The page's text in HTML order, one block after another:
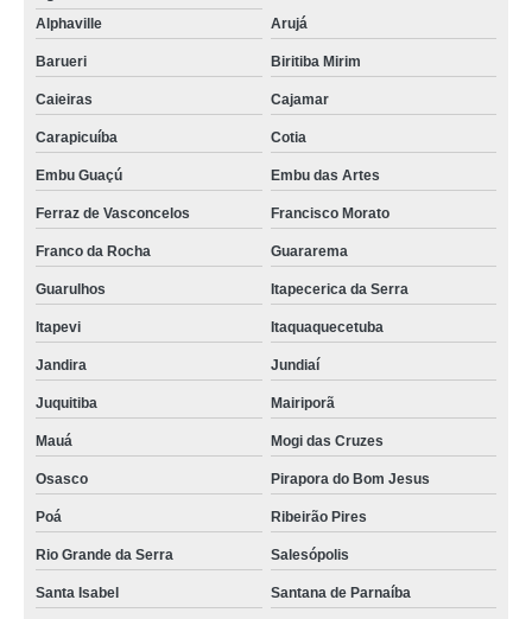
Alphaville
Arujá
Barueri Biritiba Mirim
Caieiras Cajamar
Carapicuíba Cotia
Embu Guaçú Embu das Artes
Ferraz de Vasconcelos Francisco Morato
Franco da Rocha Guararema
Guarulhos Itapecerica da Serra
Itapevi Itaquaquecetuba
Jandira Jundiaí
Juquitiba Mairiporã
Mauá Mogi das Cruzes
Osasco Pirapora do Bom Jesus
Poá Ribeirão Pires
Rio Grande da Serra Salesópolis
Santa Isabel Santana de Parnaíba